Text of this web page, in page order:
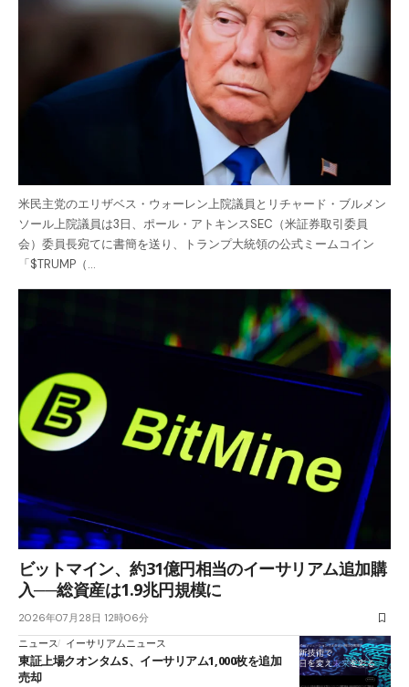
米民主党のエリザベス・ウォーレン上院議員とリチャード・ブルメン
ソール上院議員は3日、ポール・アトキンスSEC（米証券取引委員
会）委員長宛てに書簡を送り、トランプ大統領の公式ミームコイン
「$TRUMP（…
ビットマイン、約31億円相当のイーサリアム追加購
入──総資産は1.9兆円規模に
2026年07月28日 12時06分
ニュース
イーサリアムニュース
東証上場クオンタムS、イーサリアム1,000枚を追加
売却